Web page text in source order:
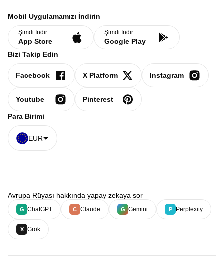
Mobil Uygulamamızı İndirin
Şimdi İndir
App Store
Şimdi İndir
Google Play
Bizi Takip Edin
Facebook X Platform Instagram
Youtube Pinterest
Para Birimi
EUR
Avrupa Rüyası hakkında yapay zekaya sor
G ChatGPT C Claude G Gemini P Perplexity
X Grok